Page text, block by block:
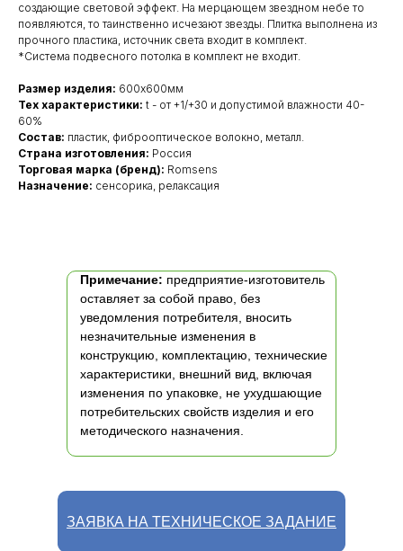
создающие световой эффект. На мерцающем звездном небе то
появляются, то таинственно исчезают звезды. Плитка выполнена из
прочного пластика, источник света входит в комплект.
*Система подвесного потолка в комплект не входит.
Размер изделия: 600х600мм
Тех характеристики: t - от +1/+30 и допустимой влажности 40-
60%
Состав: пластик, фиброоптическое волокно, металл.
Страна изготовления: Россия
Торговая марка (бренд): Romsens
Назначение: сенсорика, релаксация
ЗАЯВКА НА ТЕХНИЧЕСКОЕ ЗАДАНИЕ
Примечание: предприятие-изготовитель
оставляет за собой право, без
уведомления потребителя, вносить
незначительные изменения в
конструкцию, комплектацию, технические
характеристики, внешний вид, включая
изменения по упаковке, не ухудшающие
потребительских свойств изделия и его
методического назначения.